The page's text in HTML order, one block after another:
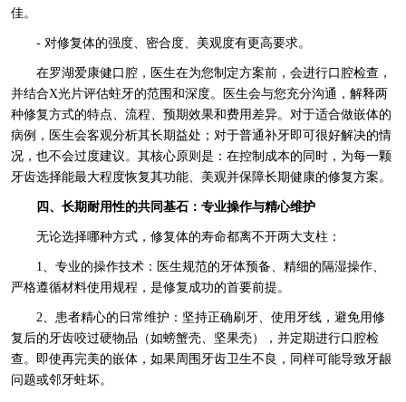
佳。
- 对修复体的强度、密合度、美观度有更高要求。
在罗湖爱康健口腔，医生在为您制定方案前，会进行口腔检查，
并结合X光片评估蛀牙的范围和深度。医生会与您充分沟通，解释两
种修复方式的特点、流程、预期效果和费用差异。对于适合做嵌体的
病例，医生会客观分析其长期益处；对于普通补牙即可很好解决的情
况，也不会过度建议。其核心原则是：在控制成本的同时，为每一颗
牙齿选择能最大程度恢复其功能、美观并保障长期健康的修复方案。
四、长期耐用性的共同基石：专业操作与精心维护
无论选择哪种方式，修复体的寿命都离不开两大支柱：
1、专业的操作技术：医生规范的牙体预备、精细的隔湿操作、
严格遵循材料使用规程，是修复成功的首要前提。
2、患者精心的日常维护：坚持正确刷牙、使用牙线，避免用修
复后的牙齿咬过硬物品（如螃蟹壳、坚果壳），并定期进行口腔检
查。即使再完美的嵌体，如果周围牙齿卫生不良，同样可能导致牙龈
问题或邻牙蛀坏。